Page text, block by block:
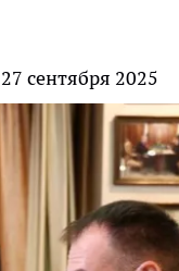
27 сентября 2025